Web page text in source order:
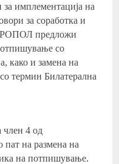
имплементација на
за соработка и
предложи
со
како и замена на
термин Билатерална
член 4 од
на размена на
на потпишување.